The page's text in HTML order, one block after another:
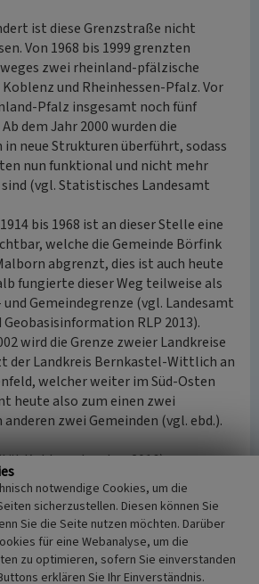
ist diese Grenzstraße nicht
Von 1968 bis 1999 grenzten
zwei rheinland-pfälzische
und Rheinhessen-Pfalz. Vor
Pfalz insgesamt noch fünf
dem Jahr 2000 wurden die
neue Strukturen überführt, sodass
nun funktional und nicht mehr
(vgl. Statistisches Landesamt
bis 1968 ist an dieser Stelle eine
welche die Gemeinde Börfink
abgrenzt, dies ist auch heute
fungierte dieser Weg teilweise als
Gemeindegrenze (vgl. Landesamt
Geobasisinformation RLP 2013).
wird die Grenze zweier Landkreise
der Landkreis Bernkastel-Wittlich an
welcher weiter im Süd-Osten
heute also zum einen zwei
zwei Gemeinden (vgl. ebd.).
Koblenz-Landau, 2016)
und
Rheinland-Pfalz (Hrsg.)
notwendige Cookies, um die
sicherzustellen. Diesen können Sie
Sie die Seite nutzen möchten. Darüber
für eine Webanalyse, um die
zu optimieren, sofern Sie einverstanden
erklären Sie Ihr Einverständnis.